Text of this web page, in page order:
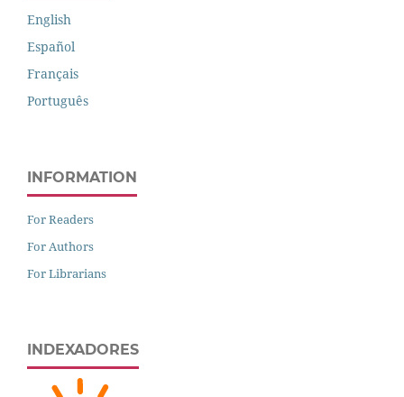
English
Español
Français
Português
INFORMATION
For Readers
For Authors
For Librarians
INDEXADORES